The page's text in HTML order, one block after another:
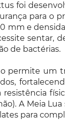
além do alívio
a resistência física
pode e deve
faixas etárias e
ou não). A
com alunos de
Se você busca
complementar
Meia Lua Arktus é a
em 08 cores:
foi
para o
mm e
sentar,
de bactérias.
permite um
A Meia
para